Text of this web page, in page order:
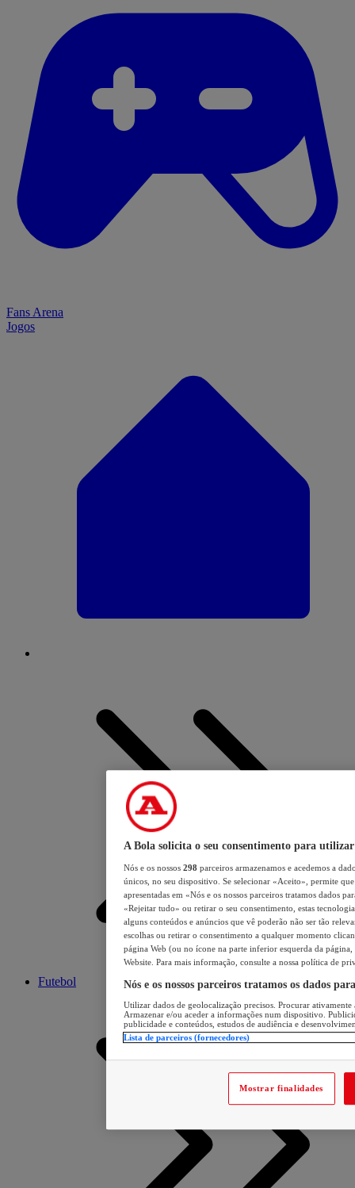
Fans Arena
Jogos
Futebol
A Bola solicita o seu consentimento para utilizar
Nós e os nossos 298 parceiros armazenamos e acedemos a
únicos, no seu dispositivo. Se selecionar «Aceito», permite
apresentadas em «Nós e os nossos parceiros tratamos dados
«Rejeitar tudo» ou retirar o seu consentimento, estas
alguns conteúdos e anúncios que vê poderão não ser tão
escolhas ou retirar o consentimento a qualquer momento
página Web (ou no ícone na parte inferior esquerda da página,
Website. Para mais informação, consulte a nossa política de
Nós e os nossos parceiros tratamos os dados
Utilizar dados de geolocalização precisos. Procurar
Armazenar e/ou aceder a informações num dispositivo.
publicidade e conteúdos, estudos de audiência e
Lista de parceiros (fornecedores)
Mostrar finalidades